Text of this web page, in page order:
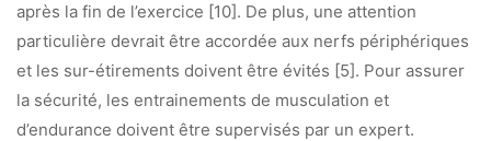
après la fin de l’exercice [10]. De plus, une attention
particulière devrait être accordée aux nerfs périphériques
et les sur-étirements doivent être évités [5]. Pour assurer
la sécurité, les entrainements de musculation et
d’endurance doivent être supervisés par un expert.